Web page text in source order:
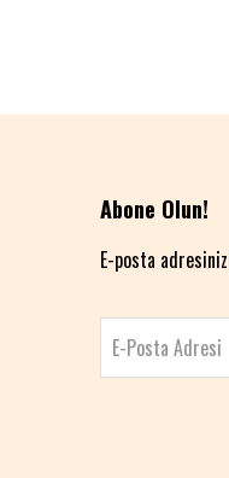
Abone Olun!
E-posta
E-Posta Adresi